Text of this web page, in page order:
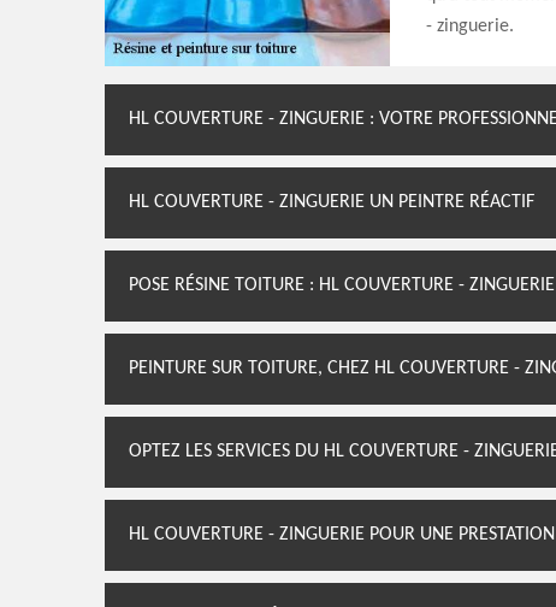
- zinguerie.
HL COUVERTURE - ZINGUERIE : VOTRE
HL COUVERTURE - ZINGUERIE UN PEINTRE RÉACTIF
POSE RÉSINE TOITURE : HL COUVERTURE - ZINGUERIE
PEINTURE SUR TOITURE, CHEZ HL COUVERTURE -
OPTEZ LES SERVICES DU HL COUVERTURE -
HL COUVERTURE - ZINGUERIE POUR UNE